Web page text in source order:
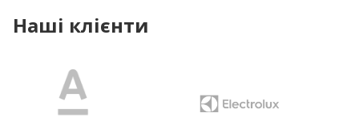
Наші клієнти